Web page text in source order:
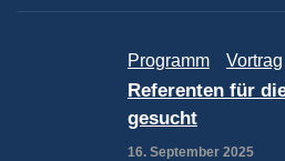
Programm Vortrag
Referenten für
gesucht
16. September 2025